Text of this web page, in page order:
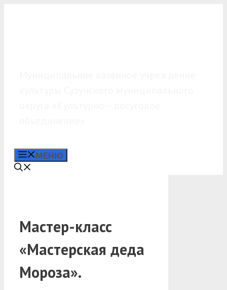
МЕНЮ
Мастер-класс
«Мастерская деда
Мороза».